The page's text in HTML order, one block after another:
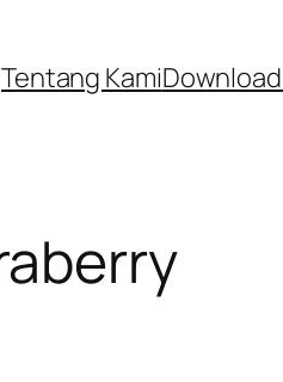
Tentang Kami